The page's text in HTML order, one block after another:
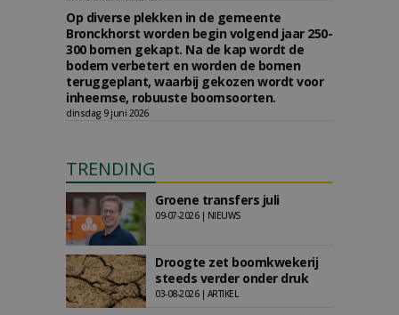
Op diverse plekken in de gemeente
Bronckhorst worden begin volgend jaar 250-
300 bomen gekapt. Na de kap wordt de
bodem verbetert en worden de bomen
teruggeplant, waarbij gekozen wordt voor
inheemse, robuuste boomsoorten.
dinsdag 9 juni 2026
TRENDING
Groene transfers juli
09-07-2026 | NIEUWS
Droogte zet boomkwekerij
steeds verder onder druk
03-08-2026 | ARTIKEL